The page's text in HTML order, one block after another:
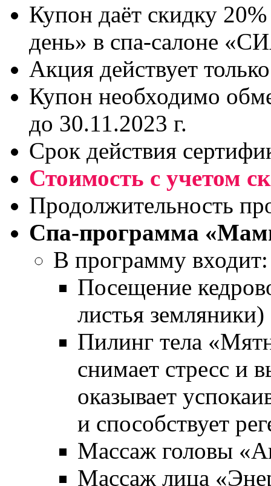
Купон даёт скидку
день» в спа-салоне
Акция действует
Купон необходимо
до 30.11.2023 г.
Срок действия
Стоимость с учетом
Продолжительность
Спа-программа
В программу входит:
Посещение
листья земляники)
Пилинг тела
снимает стресс и
оказывает
и способствует
Массаж головы
Массаж лица